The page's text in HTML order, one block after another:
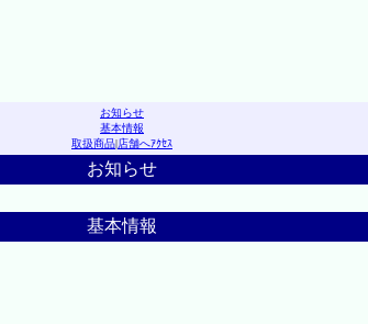
お知らせ
基本情報
取扱商品|店舗へｱｸｾｽ
お知らせ
基本情報